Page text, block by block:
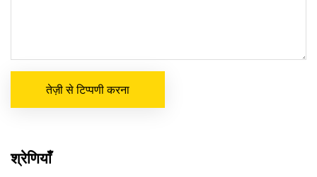
तेज़ी से टिप्पणी करना
श्रेणियाँ